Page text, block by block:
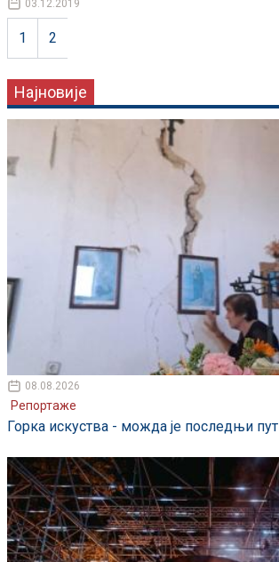
03.12.2019
1 2
Најновије
08.08.2026
Репортаже
Горка искуства - можда је последњи пут